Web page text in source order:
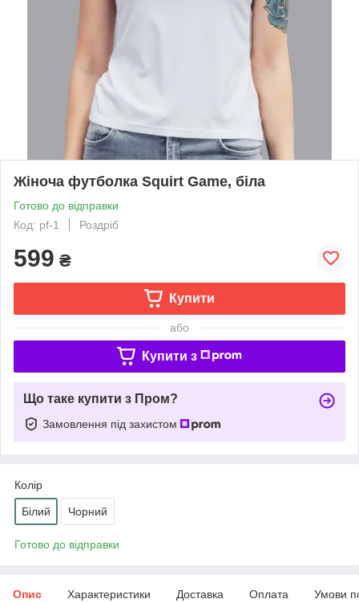
Жіноча футболка Squirt Game, біла
Готово до відправки
Код: pf-1
Роздріб
599 ₴
Купити
або
Купити з
Що таке купити з Пром?
Замовлення під захистом
Колір
Білий Чорний
Готово до відправки
Опис Характеристики Доставка Оплата Умови